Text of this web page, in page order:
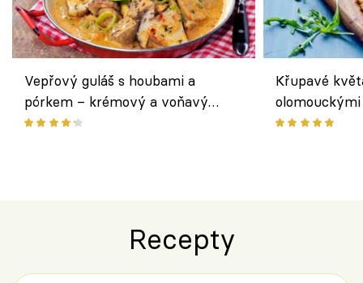
Vepřový guláš s houbami a
pórkem – krémový a voňavý
pokrm z jednoho hrnce
Křupavé
bezlepkový
Recepty